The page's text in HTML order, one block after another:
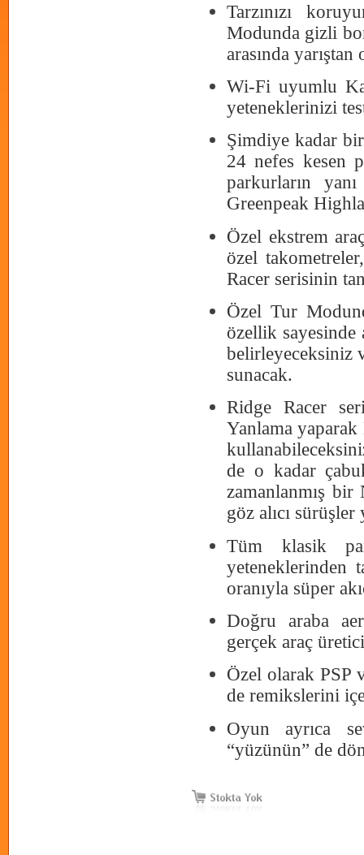
Tarzınızı
Modunda gizli
arasında
Wi-Fi uyumlu
yeteneklerinizi
Şimdiye kadar
24 nefes kesen
parkurların
Greenpeak
Özel ekstrem
özel
Racer serisinin
Özel Tur
özellik sayesinde
belirleyeceksiniz
sunacak.
Ridge Racer
Yanlama
de o kadar
zamanlanmış
göz alıcı
Tüm klasik
yeteneklerinden
oranıyla süper
Doğru araba
gerçek araç
Özel olarak PSP
de remikslerini
Oyun ayrıca
“yüzünün” de